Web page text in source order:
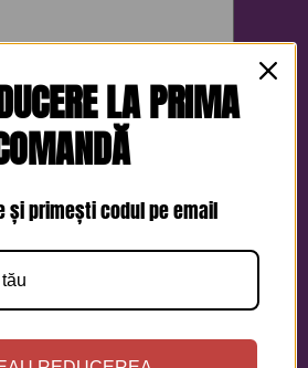
când o să comentez.
only. Add anything here
LA PRIMA
și primești codul pe email